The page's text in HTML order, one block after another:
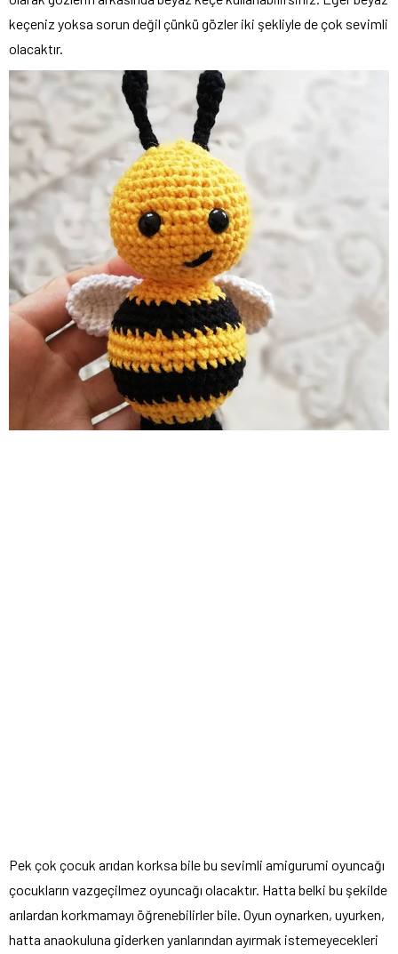
keçeniz yoksa sorun değil çünkü gözler iki şekliyle de çok sevimli
olacaktır.
Pek çok çocuk arıdan korksa bile bu sevimli amigurumi oyuncağı
çocukların vazgeçilmez oyuncağı olacaktır. Hatta belki bu şekilde
arılardan korkmamayı öğrenebilirler bile. Oyun oynarken, uyurken,
hatta anaokuluna giderken yanlarından ayırmak istemeyecekleri